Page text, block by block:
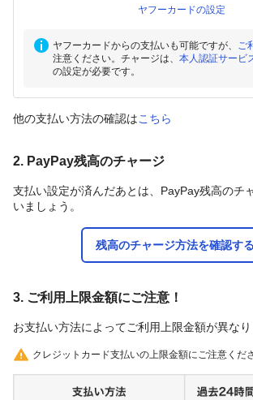
ヤフーカードの設定
ヤフーカードからの支払いも可能ですが、 ご
注意ください。チャージは、 本人認証サービ
の設定が必要です。
他の支払い方法の確認はこちら
2. PayPay残高のチャージ
支払い設定が済んだあとは、PayPay残高のチ
いましょう。
残高のチャージ方法を確認する
3. ご利用上限金額にご注意！
お支払い方法によってご利用上限金額が異なり
クレジットカード支払いの上限金額にご注意くだ